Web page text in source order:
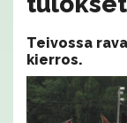
Teivossa
kierros.